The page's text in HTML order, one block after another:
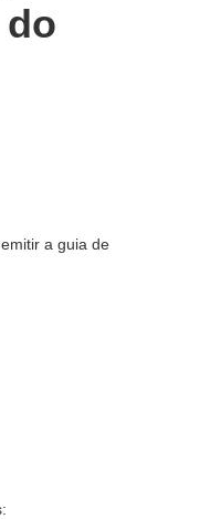
a guia de